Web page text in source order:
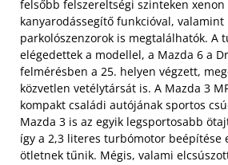
felsőbb felszereltségi szinteken xenon
kanyarodássegítő funkcióval, valamint
parkolószenzorok is megtalálhatók. A
elégedettek a modellel, a Mazda 6 a
felmérésben a 25. helyen végzett,
közvetlen vetélytársát is. A Mazda 3
kompakt családi autójának sportos
Mazda 3 is az egyik legsportosabb
így a 2,3 literes turbómotor beépítése
ötletnek tűnik. Mégis, valami